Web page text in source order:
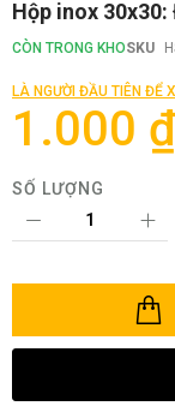
Chuyển
đến
phần
của
thư
hình
Hộp inox
CÒN TRONG KHOSKU
LÀ NGƯỜI ĐẦU TIÊN ĐỂ
1.000 ₫
SỐ LƯỢNG